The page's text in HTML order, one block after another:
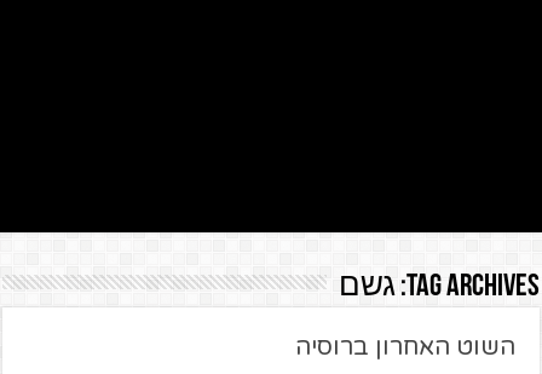
Tag Archives: גשם
השוט האחרון ברוסיה